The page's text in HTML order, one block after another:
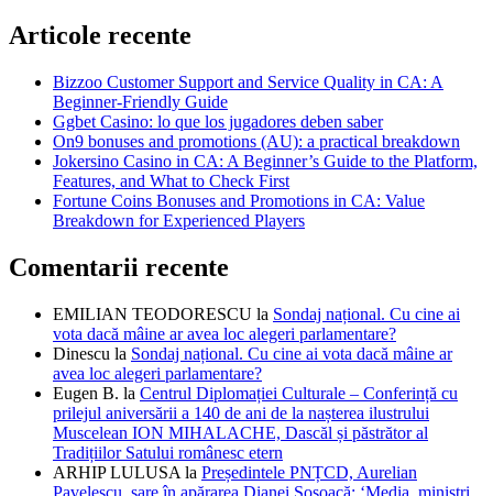
Articole recente
Bizzoo Customer Support and Service Quality in CA: A
Beginner-Friendly Guide
Ggbet Casino: lo que los jugadores deben saber
On9 bonuses and promotions (AU): a practical breakdown
Jokersino Casino in CA: A Beginner’s Guide to the Platform,
Features, and What to Check First
Fortune Coins Bonuses and Promotions in CA: Value
Breakdown for Experienced Players
Comentarii recente
EMILIAN TEODORESCU la Sondaj național. Cu cine ai
vota dacă mâine ar avea loc alegeri parlamentare?
Dinescu la Sondaj național. Cu cine ai vota dacă mâine ar
avea loc alegeri parlamentare?
Eugen B. la Centrul Diplomației Culturale – Conferință cu
prilejul aniversării a 140 de ani de la nașterea ilustrului
Muscelean ION MIHALACHE, Dascăl și păstrător al
Tradițiilor Satului românesc etern
ARHIP LULUSA la Președintele PNȚCD, Aurelian